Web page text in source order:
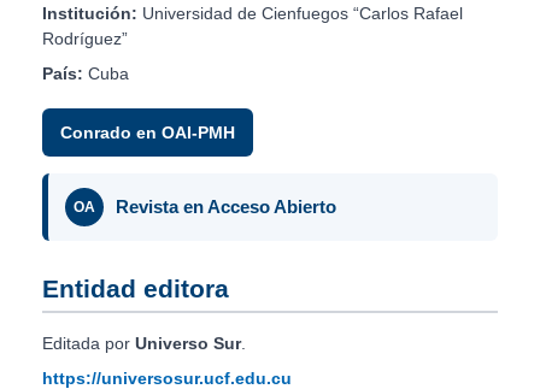
Institución: Universidad de Cienfuegos “Carlos Rafael
Rodríguez”
País: Cuba
Conrado en OAI-PMH
OA Revista en Acceso Abierto
Entidad editora
Editada por Universo Sur.
https://universosur.ucf.edu.cu